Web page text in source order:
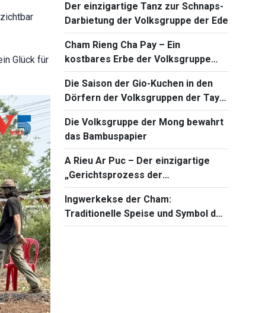
Glück für
Der einzigartige Tanz zur Schnaps-
Darbietung der Volksgruppe der Ede
Cham Rieng Cha Pay – Ein
kostbares Erbe der Volksgruppe
der Khmer
Die Saison der Gio-Kuchen in den
Dörfern der Volksgruppen der Tay
und Nung
Die Volksgruppe der Mong bewahrt
das Bambuspapier
A Rieu Ar Puc – Der einzigartige
„Gerichtsprozess der
Gemeinschaft“ der Volksgruppe der
Pa Co
Ingwerkekse der Cham:
Traditionelle Speise und Symbol der
Treue